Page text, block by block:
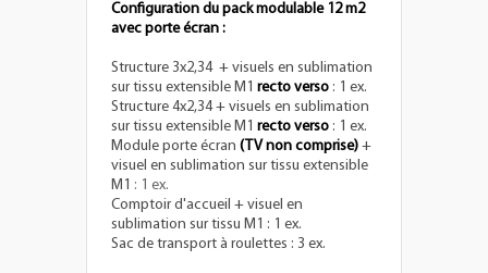
Configuration du pack modulable 12 m2
avec porte écran :
Structure 3x2,34 + visuels en sublimation
sur tissu extensible M1 recto verso : 1 ex.
Structure 4x2,34 + visuels en sublimation
sur tissu extensible M1 recto verso : 1 ex.
Module porte écran (TV non comprise) +
visuel en sublimation sur tissu extensible
M1 : 1 ex.
Comptoir d'accueil + visuel en
sublimation sur tissu M1 : 1 ex.
Sac de transport à roulettes : 3 ex.